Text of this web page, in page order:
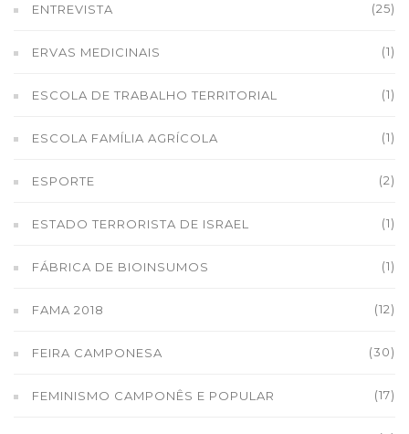
ENTREVISTA (25)
ERVAS MEDICINAIS (1)
ESCOLA DE TRABALHO TERRITORIAL (1)
ESCOLA FAMÍLIA AGRÍCOLA (1)
ESPORTE (2)
ESTADO TERRORISTA DE ISRAEL (1)
FÁBRICA DE BIOINSUMOS (1)
FAMA 2018 (12)
FEIRA CAMPONESA (30)
FEMINISMO CAMPONÊS E POPULAR (17)